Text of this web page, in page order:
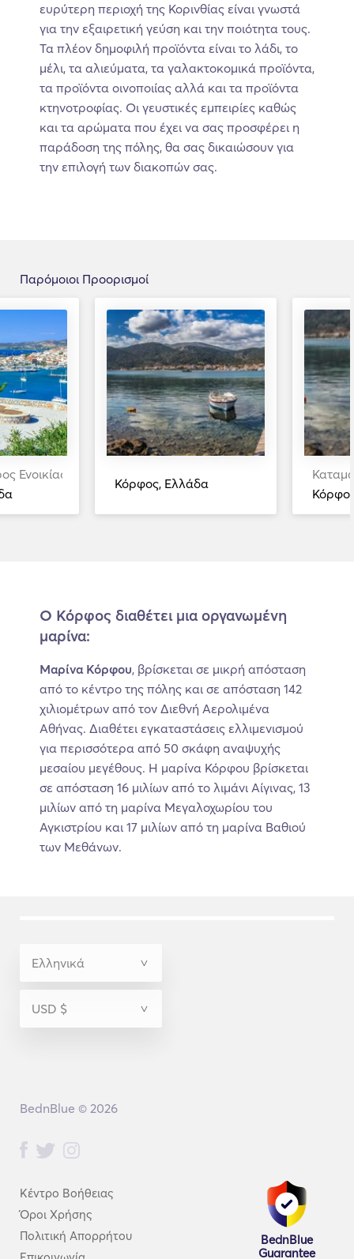
ευρύτερη περιοχή της Κορινθίας είναι γνωστά
για την εξαιρετική γεύση και την ποιότητα τους.
Τα πλέον δημοφιλή προϊόντα είναι το λάδι, το
μέλι, τα αλιεύματα, τα γαλακτοκομικά προϊόντα,
τα προϊόντα οινοποιίας αλλά και τα προϊόντα
κτηνοτροφίας. Οι γευστικές εμπειρίες καθώς
και τα αρώματα που έχει να σας προσφέρει η
παράδοση της πόλης, θα σας δικαιώσουν για
την επιλογή των διακοπών σας.
Παρόμοιοι Προορισμοί
Ενοικίαση
Κόρφος, Ελλάδα
Ο Κόρφος διαθέτει μια οργανωμένη
μαρίνα:
Μαρίνα Κόρφου, βρίσκεται σε μικρή απόσταση
από το κέντρο της πόλης και σε απόσταση 142
χιλιομέτρων από τον Διεθνή Αερολιμένα
Αθήνας. Διαθέτει εγκαταστάσεις ελλιμενισμού
για περισσότερα από 50 σκάφη αναψυχής
μεσαίου μεγέθους. Η μαρίνα Κόρφου βρίσκεται
σε απόσταση 16 μιλίων από το λιμάνι Αίγινας, 13
μιλίων από τη μαρίνα Μεγαλοχωρίου του
Αγκιστρίου και 17 μιλίων από τη μαρίνα Βαθιού
των Μεθάνων.
Κέντρο Βοήθειας
Όροι Χρήσης
Πολιτική Απορρήτου
BednBlue
Guarantee
BednBlue © 2026